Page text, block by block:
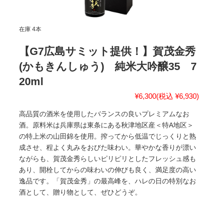
在庫 4本
【G7広島サミット提供！】賀茂金秀
(かもきんしゅう) 純米大吟醸35 7
20ml
¥6,300(税込 ¥6,930)
高品質の酒米を使用したバランスの良いプレミアムなお
酒。原料米は兵庫県は東条にある秋津地区産＜特A地区＞
の特上米の山田錦を使用。搾ってから低温でじっくりと熟
成させ、程よく丸みをおびた味わい。華やかな香りが漂い
ながらも、賀茂金秀らしいピリピリとしたフレッシュ感も
あり、開栓してからの味わいの伸びも良く、満足度の高い
逸品です。「賀茂金秀」の最高峰を、ハレの日の特別なお
酒として、贈り物として、ぜひどうぞ。